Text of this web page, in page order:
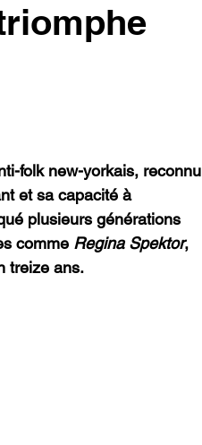
folk new-yorkais, reconnu
et sa capacité à
plusieurs générations
comme Regina Spektor,
treize ans.